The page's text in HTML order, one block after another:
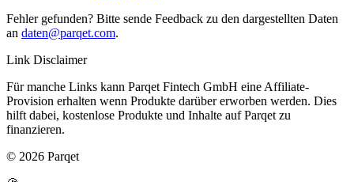
Fehler gefunden? Bitte sende Feedback zu den dargestellten Daten
an daten@parqet.com.
Link Disclaimer
Für manche Links kann Parqet Fintech GmbH eine Affiliate-
Provision erhalten wenn Produkte darüber erworben werden. Dies
hilft dabei, kostenlose Produkte und Inhalte auf Parqet zu
finanzieren.
© 2026 Parqet